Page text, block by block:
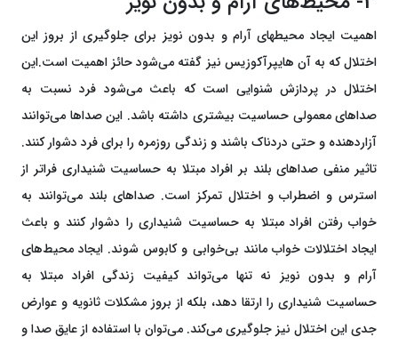
اهمیت ایجاد محیطهای آرام و بدون نویز برای جلوگیری از بروز این
اختلال که به آن هایپرآکوزیس نیز گفته می‌شود حائز اهمیت است.این
اختلال در پردازش شنوایی است که باعث می‌شود فرد نسبت به
صداهای معمولی حساسیت بیشتری داشته باشد. این صداها می‌توانند
آزاردهنده و حتی دردناک باشند و زندگی روزمره را برای فرد دشوار کنند.
تاثیر منفی صداهای بلند بر افراد مبتلا به حساسیت شنیداری فراتر از
استرس و اضطراب و اختلال تمرکز است. صداهای بلند می‌توانند به
خواب رفتن افراد مبتلا به حساسیت شنیداری را دشوار کنند و باعث
ایجاد اختلالات خواب مانند بی‌خوابی و کابوس شوند. ایجاد محیط‌های
آرام و بدون نویز نه تنها می‌تواند کیفیت زندگی افراد مبتلا به
حساسیت شنیداری را ارتقا دهد، بلکه از بروز مشکلات ثانویه و عوارض
جدی این اختلال نیز جلوگیری می‌کند. می‌توان با استفاده از عایق صدا و